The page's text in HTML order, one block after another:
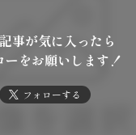
事が気に入ったら
ーをお願いします！
フォローする